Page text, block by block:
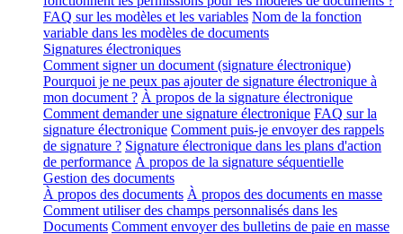
FAQ sur les modèles et les variables Nom de la fonction
variable dans les modèles de documents
Signatures électroniques
Comment signer un document (signature électronique)
Pourquoi je ne peux pas ajouter de signature électronique à
mon document ? À propos de la signature électronique
Comment demander une signature électronique FAQ sur la
signature électronique Comment puis-je envoyer des rappels
de signature ? Signature électronique dans les plans d'action
de performance À propos de la signature séquentielle
Gestion des documents
À propos des documents À propos des documents en masse
Comment utiliser des champs personnalisés dans les
Documents Comment envoyer des bulletins de paie en masse